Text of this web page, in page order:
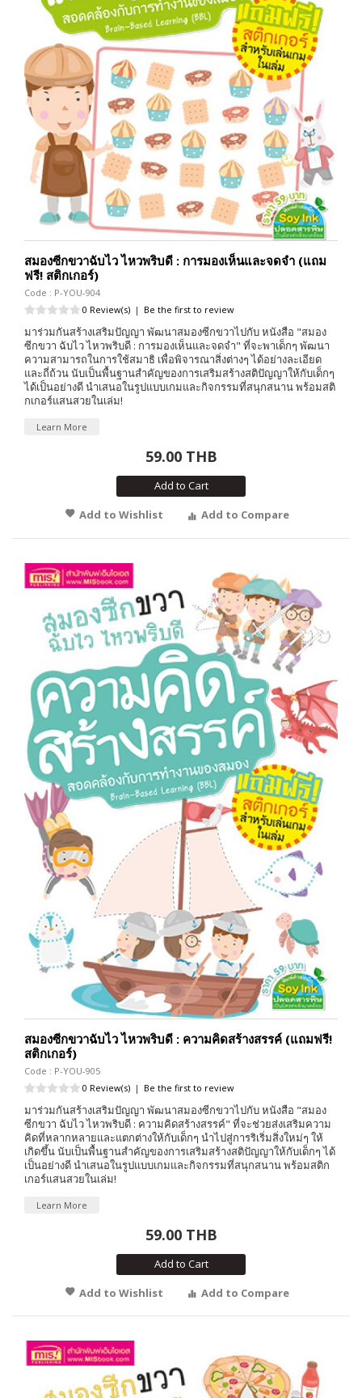
สมองซีกขวาฉับไว ไหวพริบดี : การมองเห็นและจดจำ (แถม
ฟรี! สติกเกอร์)
Code : P-YOU-904
0 Review(s) | Be the first to review
มาร่วมกันสร้างเสริมปัญญา พัฒนาสมองซีกขวาไปกับ หนังสือ "สมอง
ซีกขวา ฉับไว ไหวพริบดี : การมองเห็นและจดจำ" ที่จะพาเด็กๆ พัฒนา
ความสามารถในการใช้สมาธิ เพื่อพิจารณาสิ่งต่างๆ ได้อย่างละเอียด
และถี่ถ้วน นับเป็นพื้นฐานสำคัญของการเสริมสร้างสติปัญญาให้กับเด็กๆ
ได้เป็นอย่างดี นำเสนอในรูปแบบเกมและกิจกรรมที่สนุกสนาน พร้อมสติ
กเกอร์แสนสวยในเล่ม!
Learn More
59.00 THB
Add to Cart
Add to Wishlist
Add to Compare
สมองซีกขวาฉับไว ไหวพริบดี : ความคิดสร้างสรรค์ (แถมฟรี!
สติกเกอร์)
Code : P-YOU-905
0 Review(s) | Be the first to review
มาร่วมกันสร้างเสริมปัญญา พัฒนาสมองซีกขวาไปกับ หนังสือ "สมอง
ซีกขวา ฉับไว ไหวพริบดี : ความคิดสร้างสรรค์" ที่จะช่วยส่งเสริมความ
คิดที่หลากหลายและแตกต่างให้กับเด็กๆ นำไปสู่การริเริ่มสิ่งใหม่ๆ ให้
เกิดขึ้น นับเป็นพื้นฐานสำคัญของการเสริมสร้างสติปัญญาให้กับเด็กๆ ได้
เป็นอย่างดี นำเสนอในรูปแบบเกมและกิจกรรมที่สนุกสนาน พร้อมสติก
เกอร์แสนสวยในเล่ม!
Learn More
59.00 THB
Add to Cart
Add to Wishlist
Add to Compare